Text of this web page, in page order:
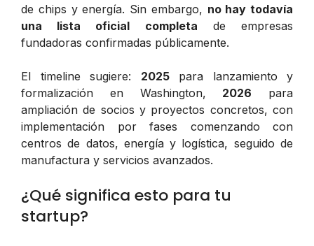
de chips y energía. Sin embargo, no hay todavía
una lista oficial completa de empresas
fundadoras confirmadas públicamente.
El timeline sugiere: 2025para lanzamiento y
formalización en Washington, 2026 para
ampliación de socios y proyectos concretos, con
implementación por fases comenzando con
centros de datos, energía y logística, seguido de
manufactura y servicios avanzados.
¿Qué significa esto para tu
startup?